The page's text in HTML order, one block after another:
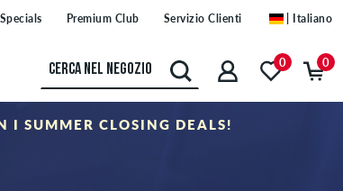
Specials Premium Club Servizio Clienti | Italiano
0 0
I SUMMER CLOSING DEALS!